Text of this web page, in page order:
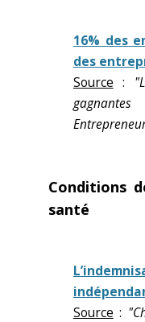
16% des
des
Source :
Conditions
santé
Source :